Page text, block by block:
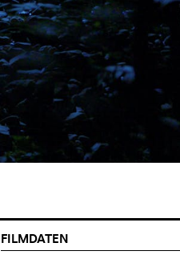
FILMDATEN